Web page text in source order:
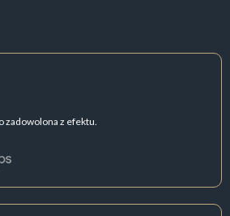
zadowolona z efektu.